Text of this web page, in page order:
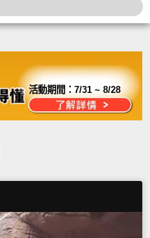
活動期間：7/31 ~ 8/28